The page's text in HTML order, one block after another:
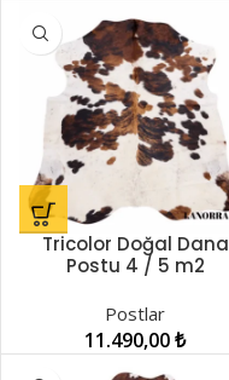
Tricolor Doğal Dana
Postu 4 / 5 m2
Postlar
11.490,00₺